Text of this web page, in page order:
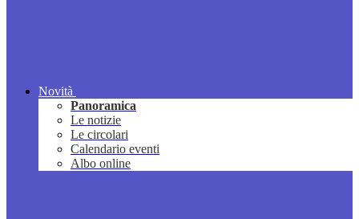
Novità
Panoramica
Le notizie
Le circolari
Calendario eventi
Albo online